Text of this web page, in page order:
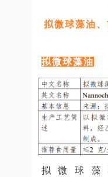
拟微球藻油
拟微球藻油
拟微球